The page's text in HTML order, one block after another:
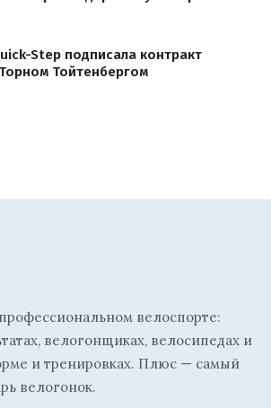
Step подписала контракт
Тойтенбергом
велоспорте:
велогонщиках, велосипедах и
и тренировках. Плюс — самый
велогонок.